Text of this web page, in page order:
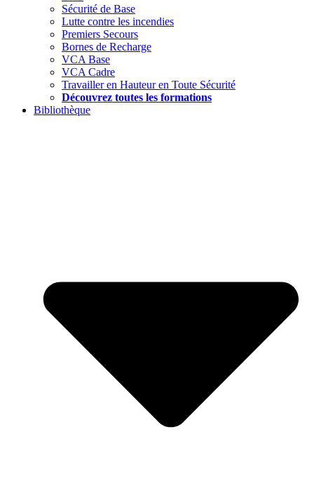
Sécurité de Base
Lutte contre les incendies
Premiers Secours
Bornes de Recharge
VCA Base
VCA Cadre
Travailler en Hauteur en Toute Sécurité
Découvrez toutes les formations
Bibliothèque